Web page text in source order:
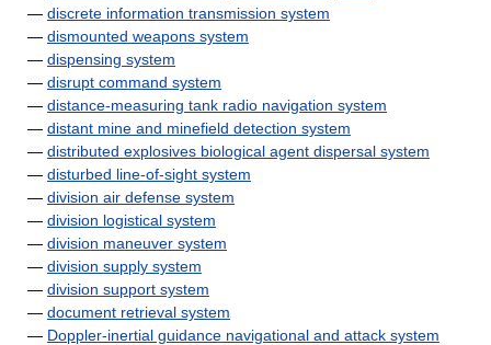
— discrete information transmission system
— dismounted weapons system
— dispensing system
— disrupt command system
— distance-measuring tank radio navigation system
— distant mine and minefield detection system
— distributed explosives biological agent dispersal system
— disturbed line-of-sight system
— division air defense system
— division logistical system
— division maneuver system
— division supply system
— division support system
— document retrieval system
— Doppler-inertial guidance navigational and attack system